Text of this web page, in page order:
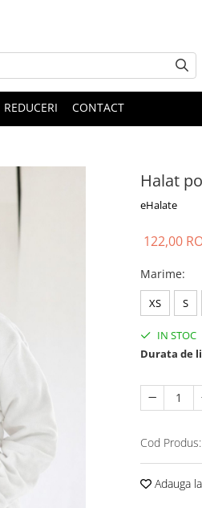
REDUCERI CONTACT
Halat
eHalate
122,00
Marime:
XS S
IN STOC
Durata de
Cod Produs:
Adauga